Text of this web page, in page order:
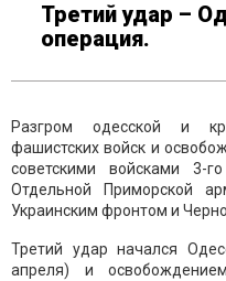
Третий удар –
операция.
Разгром одесской и
фашистских войск и
советскими войсками 3-
Отдельной Приморской
Украинским фронтом и
Третий удар начался
апреля) и